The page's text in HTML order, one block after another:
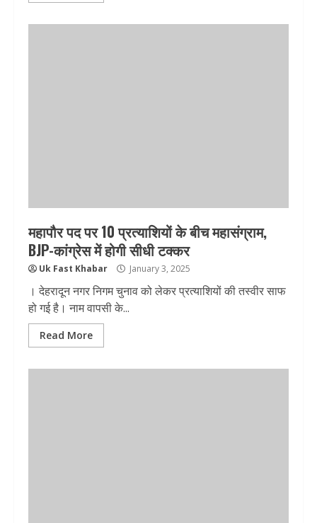
महापौर पद पर 10 प्रत्याशियों के बीच महासंग्राम,
BJP-कांग्रेस में होगी सीधी टक्कर
Uk Fast Khabar January 3, 2025
। देहरादून नगर निगम चुनाव को लेकर प्रत्याशियों की तस्वीर साफ
हो गई है। नाम वापसी के...
Read More